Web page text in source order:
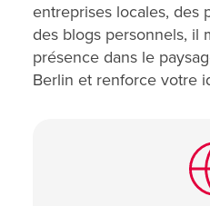
entreprises locales, des
des blogs personnels, il
présence dans le
Berlin et renforce votre